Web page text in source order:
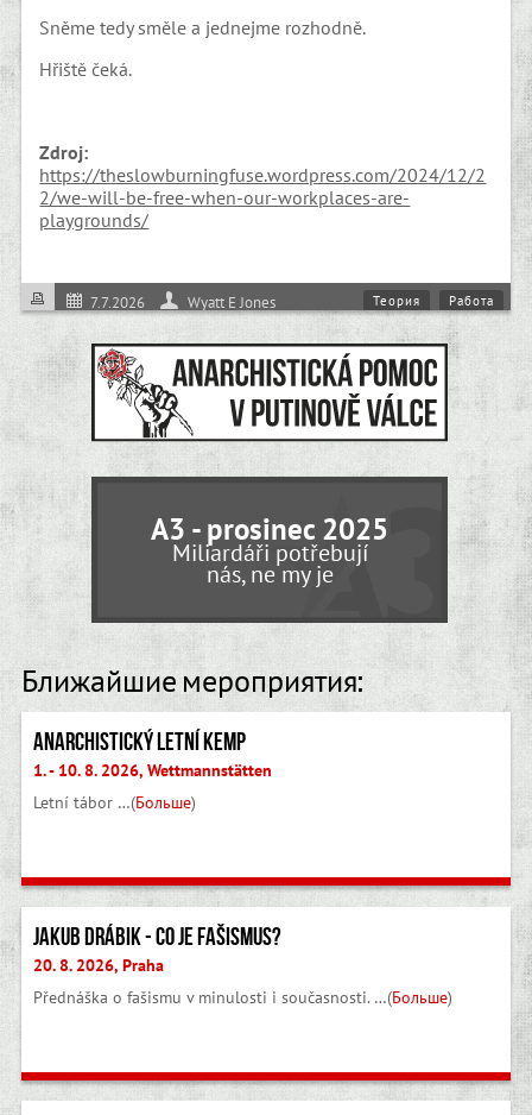
Sněme tedy směle a jednejme rozhodně.
Hřiště čeká.
Zdroj:
https://theslowburningfuse.wordpress.com/2024/12/2
2/we-will-be-free-when-our-workplaces-are-
playgrounds/
7.7.2026 Wyatt E Jones Теория Работа
A3 - prosinec 2025
Miliardáři potřebují
nás, ne my je
Ближайшие мероприятия:
Anarchistický letní kemp
1. - 10. 8. 2026, Wettmannstätten
Letní tábor …(Больше)
Jakub Drábik - Co je fašismus?
20. 8. 2026, Praha
Přednáška o fašismu v minulosti i současnosti. …(Больше)